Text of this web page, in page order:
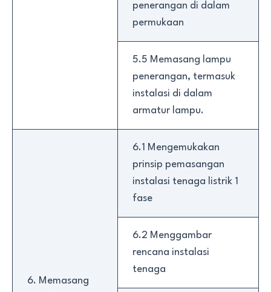
penerangan di dalam
permukaan
5.5 Memasang lampu
penerangan, termasuk
instalasi di dalam
armatur lampu.
6. Memasang
6.1 Mengemukakan
prinsip pemasangan
instalasi tenaga listrik 1
fase
6.2 Menggambar
rencana instalasi
tenaga